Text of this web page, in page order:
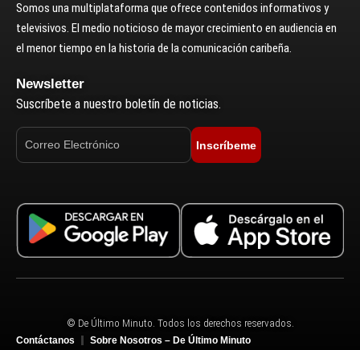
Somos una multiplataforma que ofrece contenidos informativos y
televisivos. El medio noticioso de mayor crecimiento en audiencia en
el menor tiempo en la historia de la comunicación caribeña.
Newsletter
Suscríbete a nuestro boletín de noticias.
Inscríbeme
© De Último Minuto. Todos los derechos reservados.
Contáctanos
Sobre Nosotros – De Último Minuto